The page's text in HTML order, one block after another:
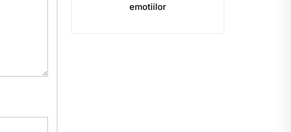
emotiilor